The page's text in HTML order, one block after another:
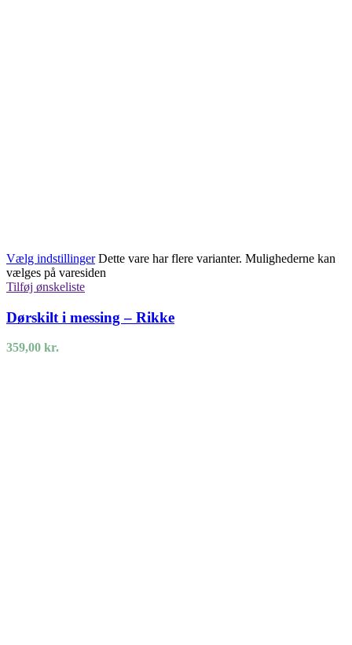
Vælg indstillinger Dette vare har flere varianter. Mulighederne kan
vælges på varesiden
Tilføj ønskeliste
Dørskilt i messing – Rikke
359,00 kr.